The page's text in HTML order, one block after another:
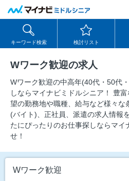
キーワード検索 検討リスト
Wワーク歓迎の求人
Wワーク歓迎の中⾼年(40代・50代
しならマイナビミドルシニア！ 豊
望の勤務地や職種、給与など様々な
(バイト)、正社員、派遣の求人情報
たにぴったりのお仕事探しならマイ
せ！
Wワーク歓迎